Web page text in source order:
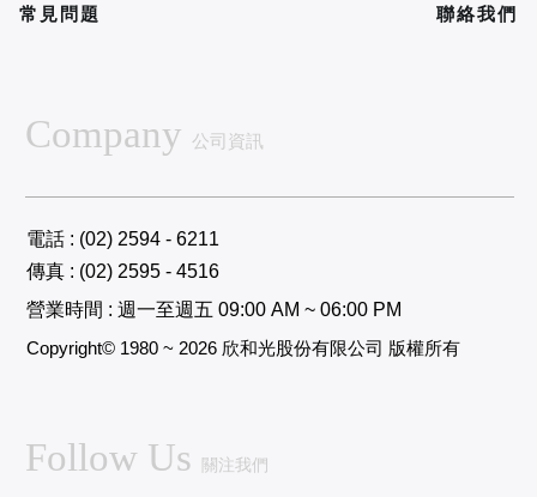
常見問題 聯絡我們
Company公司資訊
電話 : (02) 2594 - 6211
傳真 : (02) 2595 - 4516
營業時間 : 週一至週五 09:00 AM ~ 06:00 PM
Copyright© 1980 ~ 2026 欣和光股份有限公司 版權所有
Follow Us 關注我們